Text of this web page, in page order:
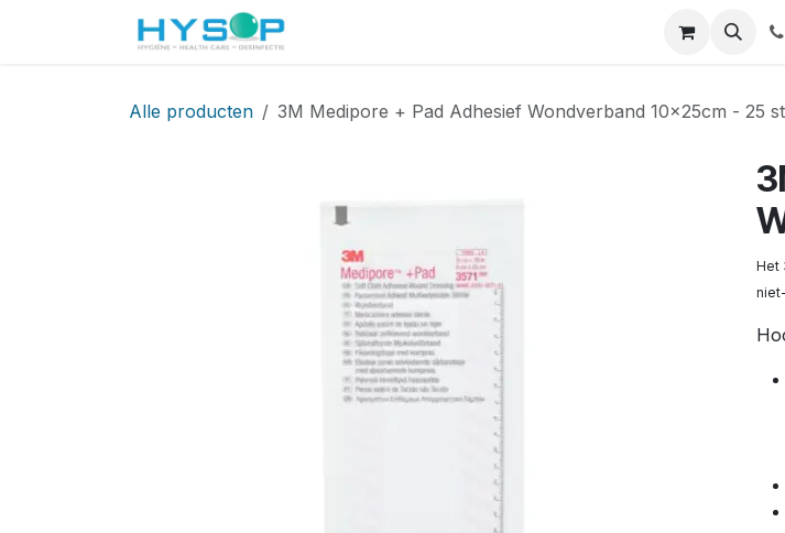
Alle producten 3M Medipore + Pad Adhesief Wondverband 10x25cm - 25
Het